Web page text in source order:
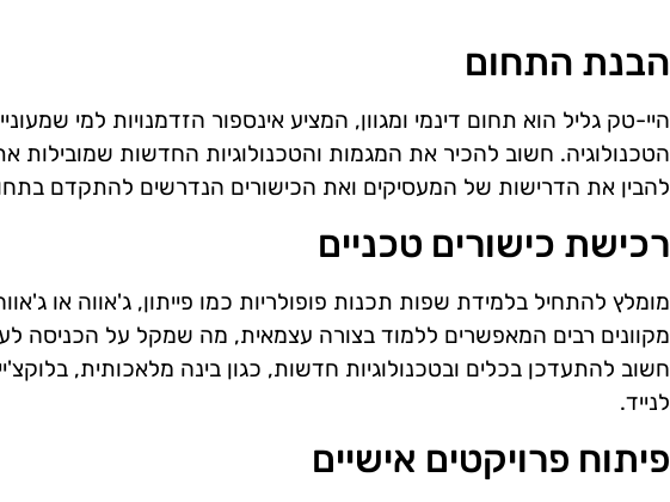
הבנת התחום
היי-טק גליל הוא תחום דינמי ומגוון, המציע אינספור הזדמנויות למי
הטכנולוגיה. חשוב להכיר את המגמות והטכנולוגיות החדשות שמובילות
להבין את הדרישות של המעסיקים ואת הכישורים הנדרשים להתקדם
רכישת כישורים טכניים
מומלץ להתחיל בלמידת שפות תכנות פופולריות כמו פייתון, ג'אווה או
מקוונים רבים המאפשרים ללמוד בצורה עצמאית, מה שמקל על הכניסה
חשוב להתעדכן בכלים ובטכנולוגיות חדשות, כגון בינה מלאכותית,
לנייד.
פיתוח פרויקטים אישיים